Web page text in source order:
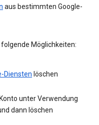
aus bestimmten Google-
Möglichkeiten:
Diensten löschen
unter Verwendung
dann löschen